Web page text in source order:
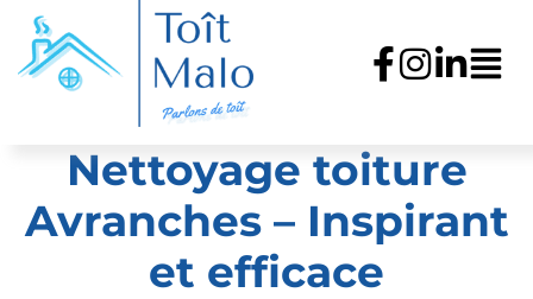
Nettoyage toiture
Avranches – Inspirant
et efficace